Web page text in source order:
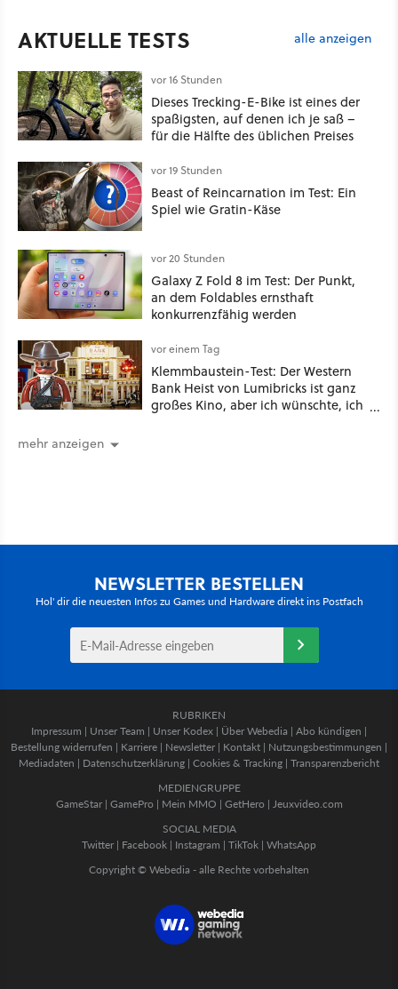
AKTUELLE TESTS alle anzeigen
vor 16 Stunden
Dieses Trecking-E-Bike ist eines der
spaßigsten, auf denen ich je saß –
für die Hälfte des üblichen Preises
vor 19 Stunden
Beast of Reincarnation im Test: Ein
Spiel wie Gratin-Käse
vor 20 Stunden
Galaxy Z Fold 8 im Test: Der Punkt,
an dem Foldables ernsthaft
konkurrenzfähig werden
vor einem Tag
Klemmbaustein-Test: Der Western
Bank Heist von Lumibricks ist ganz
großes Kino, aber ich wünschte, ich
mehr anzeigen
NEWSLETTER BESTELLEN
Hol' dir die neuesten Infos zu Games und Hardware direkt ins Postfach
RUBRIKEN
Impressum | Unser Team | Unser Kodex | Über Webedia | Abo kündigen |
Bestellung widerrufen | Karriere | Newsletter | Kontakt | Nutzungsbestimmungen |
Mediadaten | Datenschutzerklärung | Cookies & Tracking | Transparenzbericht
MEDIENGRUPPE
GameStar| GamePro | Mein MMO | GetHero | Jeuxvideo.com
SOCIAL MEDIA
Twitter | Facebook | Instagram | TikTok | WhatsApp
Copyright © Webedia - alle Rechte vorbehalten